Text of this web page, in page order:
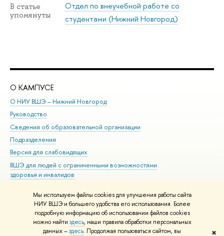
Мы используем файлы cookies для улучшения работы сайта
НИУ ВШЭ и большего удобства его использования. Более
подробную информацию об использовании файлов cookies
можно найти здесь, наши правила обработки персональных
данных –здесь. Продолжая пользоваться сайтом, вы ✖
В статье
упомянуты
Отдел по внеучебной работе со
студентами (Нижний Новгород)
О КАМПУСЕ
О НИУ ВШЭ – Нижний Новгород
Руководство
Сведения об образовательной организации
Подразделения
Версия для слабовидящих
ВШЭ для людей с ограниченными возможностями
здоровья и инвалидов